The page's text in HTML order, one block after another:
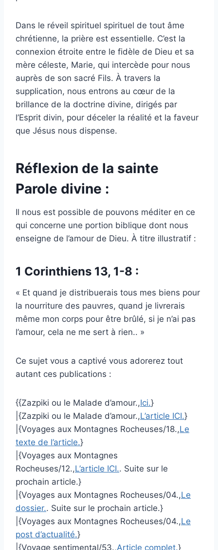
Dans le réveil spirituel spirituel de tout âme
chrétienne, la prière est essentielle. C’est la
connexion étroite entre le fidèle de Dieu et sa
mère céleste, Marie, qui intercède pour nous
auprès de son sacré Fils. À travers la
supplication, nous entrons au cœur de la
brillance de la doctrine divine, dirigés par
l’Esprit divin, pour déceler la réalité et la faveur
que Jésus nous dispense.
Réflexion de la sainte
Parole divine :
Il nous est possible de pouvons méditer en ce
qui concerne une portion biblique dont nous
enseigne de l’amour de Dieu. À titre illustratif :
1 Corinthiens 13, 1-8 :
« Et quand je distribuerais tous mes biens pour
la nourriture des pauvres, quand je livrerais
même mon corps pour être brûlé, si je n’ai pas
l’amour, cela ne me sert à rien.. »
Ce sujet vous a captivé vous adorerez tout
autant ces publications :
{{Zazpiki ou le Malade d’amour.,Ici.}
|{Zazpiki ou le Malade d’amour.,L’article ICI.}
|{Voyages aux Montagnes Rocheuses/18.,Le
texte de l’article.}
|{Voyages aux Montagnes
Rocheuses/12.,L’article ICI.. Suite sur le
prochain article.}
|{Voyages aux Montagnes Rocheuses/04.,Le
dossier.. Suite sur le prochain article.}
|{Voyages aux Montagnes Rocheuses/04.,Le
post d’actualité.}
|{Voyage sentimental/53.,Article complet.}